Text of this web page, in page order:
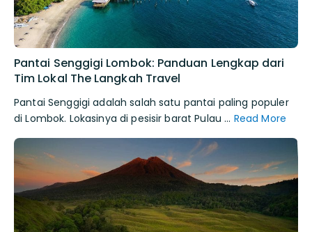
Pantai Senggigi Lombok: Panduan Lengkap dari
Tim Lokal The Langkah Travel
Pantai Senggigi adalah salah satu pantai paling populer
di Lombok. Lokasinya di pesisir barat Pulau ... Read More